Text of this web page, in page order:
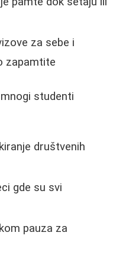
za sebe i
zapamtite
studenti
društvenih
gde su svi
pauza za